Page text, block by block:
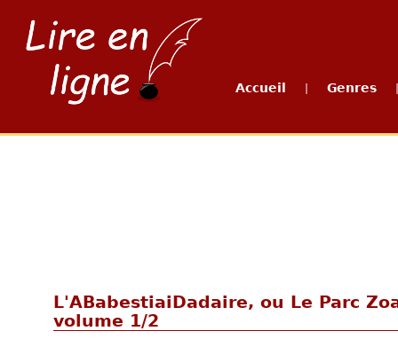
Accueil Genres
L'ABabestiaiDadaire, ou Le Parc
volume 1/2